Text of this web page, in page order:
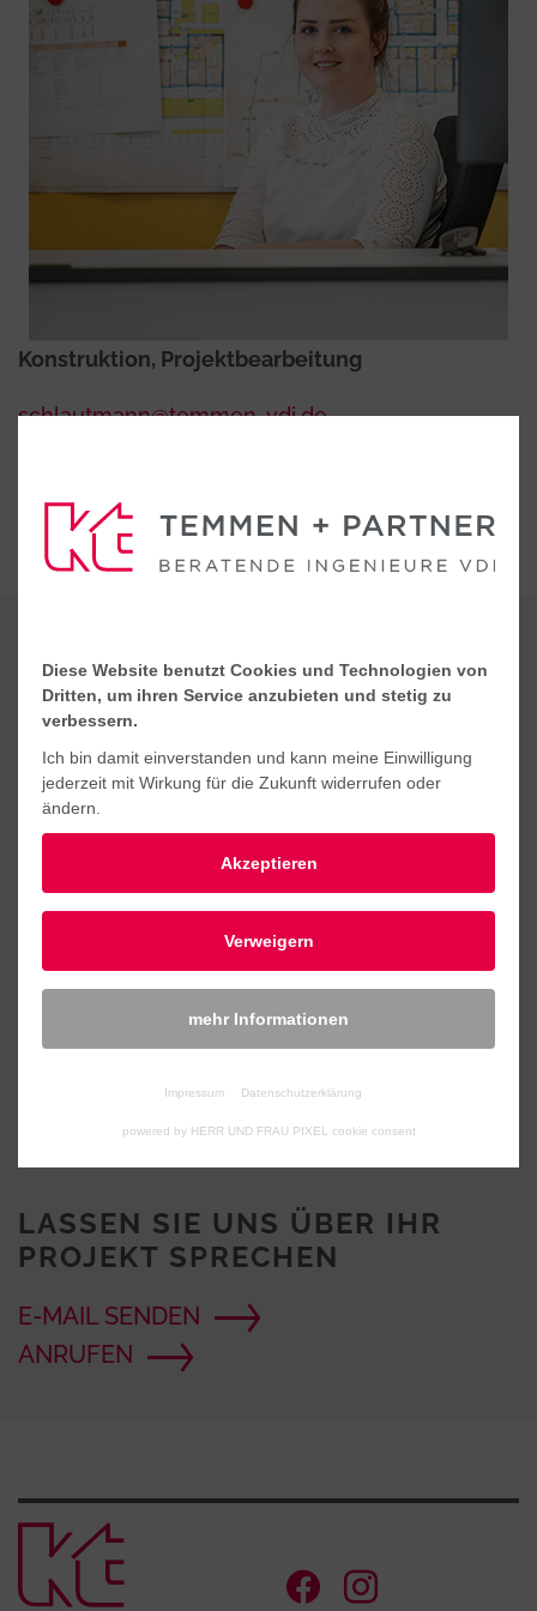
Konstruktion, Projektbearbeitung
schlautmann@temmen-vdi.de
LASSEN SIE UNS ÜBER IHR
PROJEKT SPRECHEN
E-MAIL SENDEN
ANRUFEN
Zur Facebook
Diese Website benutzt Cookies und Technologien von
Dritten, um ihren Service anzubieten und stetig zu
verbessern.
Ich bin damit einverstanden und kann meine Einwilligung
jederzeit mit Wirkung für die Zukunft widerrufen oder
ändern.
Akzeptieren
Verweigern
mehr Informationen
Impressum Datenschutzerklärung
powered by HERR UND FRAU PIXEL cookie consent